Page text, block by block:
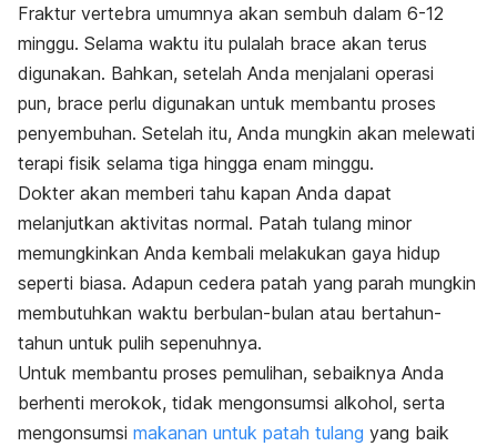
Fraktur vertebra umumnya akan sembuh dalam 6-12
minggu. Selama waktu itu pulalah brace akan terus
digunakan. Bahkan, setelah Anda menjalani operasi
pun, brace perlu digunakan untuk membantu proses
penyembuhan. Setelah itu, Anda mungkin akan melewati
terapi fisik selama tiga hingga enam minggu.
Dokter akan memberi tahu kapan Anda dapat
melanjutkan aktivitas normal. Patah tulang minor
memungkinkan Anda kembali melakukan gaya hidup
seperti biasa. Adapun cedera patah yang parah mungkin
membutuhkan waktu berbulan-bulan atau bertahun-
tahun untuk pulih sepenuhnya.
Untuk membantu proses pemulihan, sebaiknya Anda
berhenti merokok, tidak mengonsumsi alkohol, serta
mengonsumsi makanan untuk patah tulang yang baik